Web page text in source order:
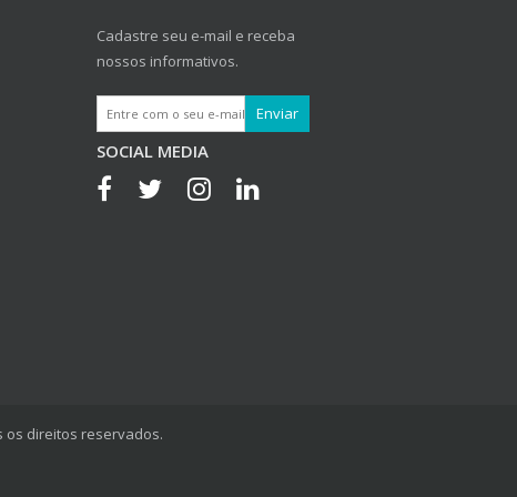
Cadastre seu e-mail e receba
nossos informativos.
SOCIAL MEDIA
os direitos reservados.